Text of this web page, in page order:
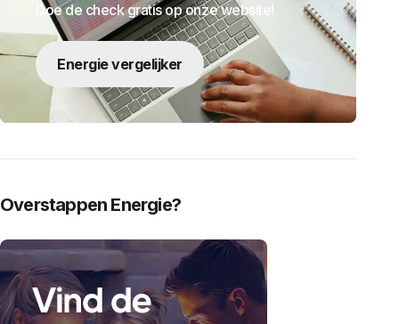
Doe de check gratis op onze website!
Energie vergelijker
Overstappen Energie?